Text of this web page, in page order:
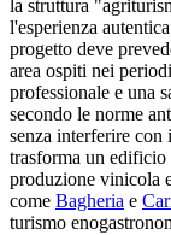
la struttura
l'esperienza
progetto deve
area ospiti nei
professionale e una
secondo le norme
senza interferire
trasforma un
produzione vinicola
come Bagheria e
turismo